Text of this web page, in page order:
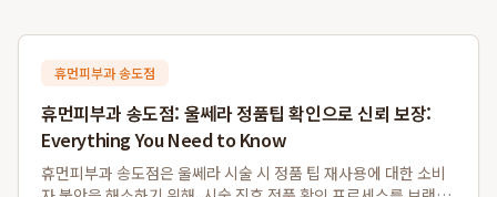
휴먼피부과 송도점
휴먼피부과 송도점: 울쎄라 정품팁 확인으로 신뢰 보장:
Everything You Need to Know
휴먼피부과 송도점은 울쎄라 시술 시 정품 팁 재사용에 대한 소비